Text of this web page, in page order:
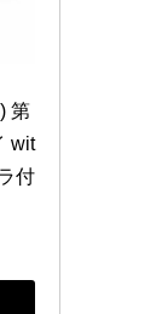
第
wit
付